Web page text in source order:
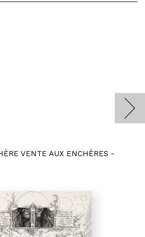
VENTE AUX ENCHÈRES -